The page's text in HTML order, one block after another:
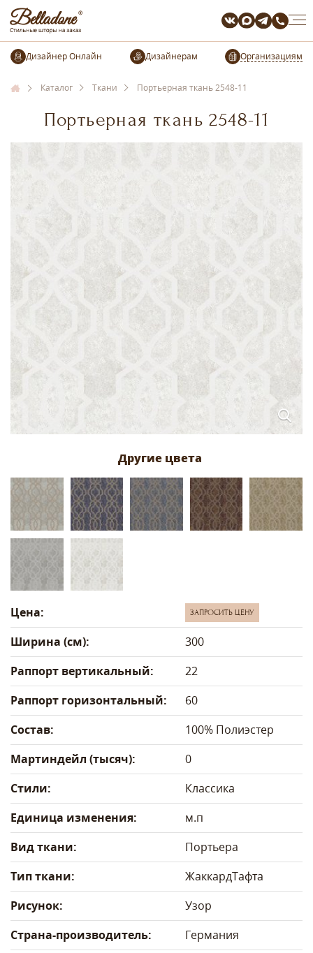
Организациям
Каталог Ткани Портьерная ткань 2548-11
Портьерная ткань 2548-11
Цена: ЗАПРОСИТЬ ЦЕНУ
Ширина (см):
300
Раппорт вертикальный:
22
Раппорт горизонтальный:
60
Состав:
100% Полиэстер
Мартиндейл (тысяч):
0
Стили:
Классика
Единица изменения:
м.п
Вид ткани:
Портьера
Тип ткани:
ЖаккардТафта
Рисунок:
Узор
Страна-производитель:
Германия